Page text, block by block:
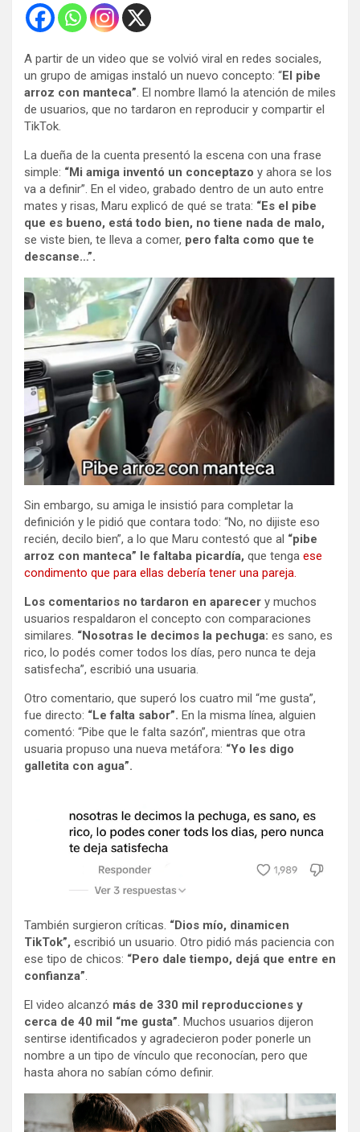
A partir de un video que se volvió viral en redes sociales,
un grupo de amigas instaló un nuevo concepto: “El pibe
arroz con manteca” . El nombre llamó la atención de miles
de usuarios, que no tardaron en reproducir y compartir el
TikTok.
La dueña de la cuenta presentó la escena con una frase
simple: “Mi amiga inventó un conceptazo y ahora se los
va a definir”. En el video, grabado dentro de un auto entre
mates y risas, Maru explicó de qué se trata: “Es el pibe
que es bueno, está todo bien, no tiene nada de malo,
se viste bien, te lleva a comer, pero falta como que te
descanse…”.
Sin embargo, su amiga le insistió para completar la
definición y le pidió que contara todo: “No, no dijiste eso
recién, decilo bien”, a lo que Maru contestó que al “pibe
arroz con manteca” le faltaba picardía, que tenga ese
condimento que para ellas debería tener una pareja.
Los comentarios no tardaron en aparecer y muchos
usuarios respaldaron el concepto con comparaciones
similares. “Nosotras le decimos la pechuga: es sano, es
rico, lo podés comer todos los días, pero nunca te deja
satisfecha”, escribió una usuaria.
Otro comentario, que superó los cuatro mil “me gusta”,
fue directo: “Le falta sabor”. En la misma línea, alguien
comentó: “Pibe que le falta sazón”, mientras que otra
usuaria propuso una nueva metáfora: “Yo les digo
galletita con agua”.
También surgieron críticas. “Dios mío, dinamicen
TikTok”, escribió un usuario. Otro pidió más paciencia con
ese tipo de chicos: “Pero dale tiempo, dejá que entre en
confianza”.
El video alcanzó más de 330 mil reproducciones y
cerca de 40 mil “me gusta”. Muchos usuarios dijeron
sentirse identificados y agradecieron poder ponerle un
nombre a un tipo de vínculo que reconocían, pero que
hasta ahora no sabían cómo definir.